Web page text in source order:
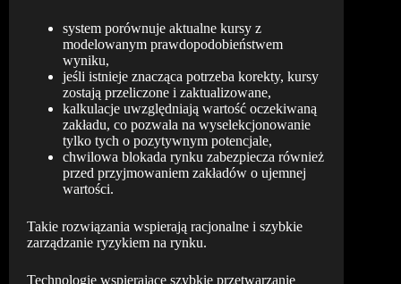
system porównuje aktualne kursy z
modelowanym prawdopodobieństwem
wyniku,
jeśli istnieje znacząca potrzeba korekty, kursy
zostają przeliczone i zaktualizowane,
kalkulacje uwzględniają wartość oczekiwaną
zakładu, co pozwala na wyselekcjonowanie
tylko tych o pozytywnym potencjale,
chwilowa blokada rynku zabezpiecza również
przed przyjmowaniem zakładów o ujemnej
wartości.
Takie rozwiązania wspierają racjonalne i szybkie
zarządzanie ryzykiem na rynku.
Technologie wspierające szybkie przetwarzanie